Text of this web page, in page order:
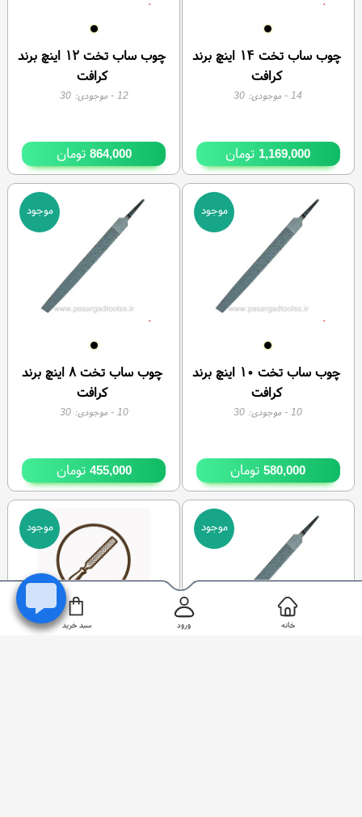
چوب ساب تخت ۱۴ اینچ برند
کرافت
14- موجودی: 30
1,169,000 تومان
چوب ساب تخت ۱۲ اینچ برند
کرافت
12 - موجودی:30
864,000 تومان
چوب ساب تخت ۱۰ اینچ برند
کرافت
10- موجودی: 30
580,000تومان
موجود
چوب ساب تخت ۸ اینچ برند
کرافت
10 - موجودی:30
455,000 تومان
موجود
موجود موجود
خانه ورود سبد خرید